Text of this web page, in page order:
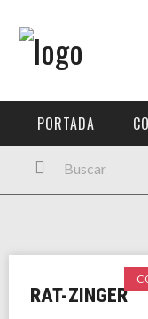
PORTADA
FESTIVALES
HISTORIAS
PORTADA
RAT-ZINGER